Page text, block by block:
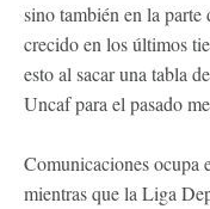
sino también en la parte
crecido en los últimos
esto al sacar una tabla
Uncaf para el pasado
Comunicaciones ocupa
mientras que la Liga